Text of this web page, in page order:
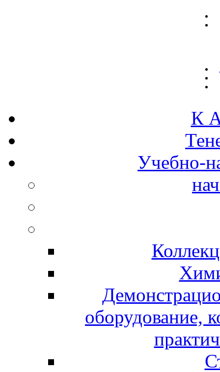
К
Учебно-
оборудование,